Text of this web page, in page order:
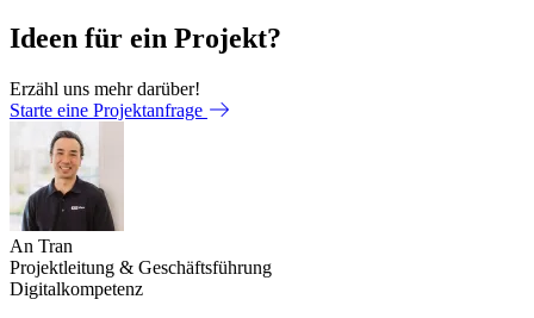
Ideen für ein Projekt?
Erzähl uns mehr darüber!
Starte eine Projektanfrage
An Tran
Projektleitung & Geschäftsführung
Digitalkompetenz